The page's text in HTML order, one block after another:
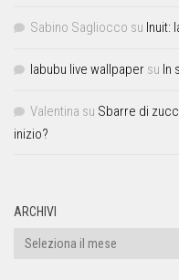
Sabino Sagliocco su Inuit:
labubu live wallpaper su In
Valentina su Sbarre di
inizio?
ARCHIVI